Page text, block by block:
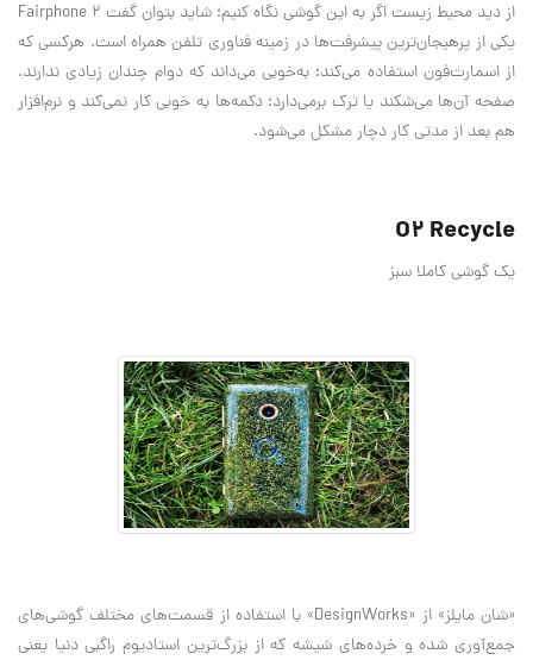
از دید محیط زیست اگر به این گوشی نگاه کنیم؛ شاید بتوان گفت Fairphone 2
یکی از پرهیجان‌ترین پیشرفت‌ها در زمینه فناوری تلفن همراه است. هرکسی که
از اسمارت‌فون استفاده می‌کند؛ به‌خوبی می‌داند که دوام چندان زیادی ندارند.
صفحه آن‌ها می‌شکند یا ترک برمی‌دارد؛ دکمه‌ها به خوبی کار نمی‌کند و نرم‌افزار
هم بعد از مدتی کار دچار مشکل می‌شود.
O2 Recycle
یک گوشی کاملا سبز
«شان مایلز» از «DesignWorks» با استفاده از قسمت‌های مختلف گوشی‌های
جمع‌آوری شده و خرده‌های شیشه که از بزرگ‌ترین استادیوم راگبی دنیا یعنی